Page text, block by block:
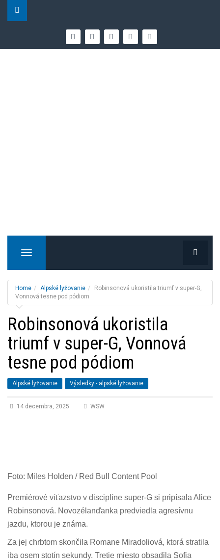
T
g
l
e
n
a
v
i
g
t
i
o
n
Home Alpské lyžovanie
Robinsonová ukoristila triumf v super-G,
Vonnová tesne pod pódiom
Robinsonová ukoristila
triumf v super-G, Vonnová
tesne pod pódiom
Alpské lyžovanie Výsledky - alpské lyžovanie
14 decembra, 2025 WSW
Foto: Miles Holden / Red Bull Content Pool
Premiérové víťazstvo v disciplíne super-G si pripísala Alice
Robinsonová. Novozélanďanka predviedla agresívnu
jazdu, ktorou je známa.
Za jej chrbtom skončila Romane Miradoliová, ktorá stratila
iba osem stotín sekundy. Tretie miesto obsadila Sofia